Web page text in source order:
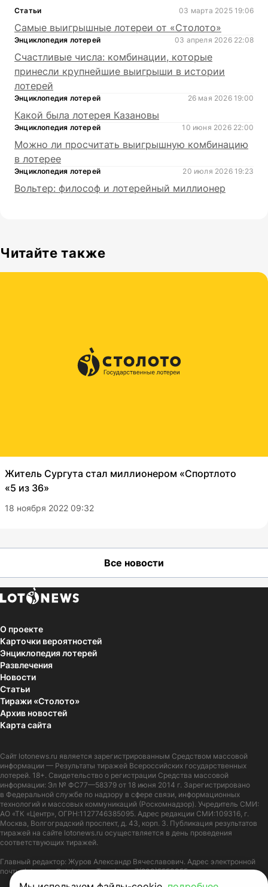
Статьи 03 марта 2025 19:06
Самые выигрышные лотереи от «Столото»
Энциклопедия лотерей 03 апреля 2026 22:08
Счастливые числа: комбинации, которые
принесли крупнейшие выигрыши в истории
лотерей
Энциклопедия лотерей 26 мая 2026 19:00
Какой была лотерея Казановы
Энциклопедия лотерей 10 июня 2026 22:00
Можно ли просчитать выигрышную комбинацию
в лотерее
Энциклопедия лотерей 20 июля 2026 19:23
Вольтер: философ и лотерейный миллионер
Читайте также
Житель Сургута стал миллионером «Спортлото
«5 из 36»
18 ноября 2022 09:32
Все новости
О проекте
Карточки вероятностей
Энциклопедия лотерей
Развлечения
Новости
Статьи
Тиражи «Столото»
Архив новостей
Карта сайта
Сайт lotonews.ru является зарегистрированным Средством массовой
информации — Результаты тиражей Всероссийских государственных
лотерей. 18+. Свидетельство о регистрации Средства массовой
информации: Эл № ФС77—58379 от 18 июня 2014 г. Зарегистрировано
в Федеральной службе по надзору в сфере связи, информационных
технологий и массовых коммуникаций (Роскомнадзор). Учредитель СМИ:
АО «ТК «Центр», ОГРН:1127746385095. Адрес редакции СМИ:109316, г.
Москва, Волгоградский проспект, д. 43, корп. 3. Публикация результатов
тиражей на сайте lotonews.ru осуществляется в день проведения
соответствующих тиражей.
Главный редактор: Журов Александр Вячеславович. Адрес электронной
почты:lotonews@stoloto.ru.Телефон:+7(900)5550055